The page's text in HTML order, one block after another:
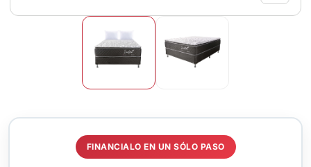
FINANCIALO EN UN SÓLO PASO